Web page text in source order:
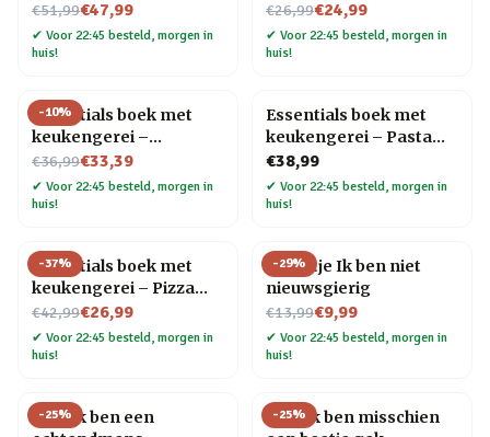
€51,99
Nu voor€47,99
✔ Voor 22:45 besteld, morgen in
huis!
€26,99
Nu voor€24,99
✔ Voor 22:45 besteld, morgen in
huis!
-10%
Essentials boek met
keukengerei –
Heupflacon
€36,99
Nu voor€33,39
✔ Voor 22:45 besteld, morgen in
huis!
Essentials boek met
keukengerei – Pasta
tools
€38,99
✔ Voor 22:45 besteld, morgen in
huis!
-37%
Essentials boek met
keukengerei – Pizza
tools
€42,99
Nu voor€26,99
✔ Voor 22:45 besteld, morgen in
huis!
-29%
Tegeltje Ik ben niet
nieuwsgierig
€13,99
Nu voor€9,99
✔ Voor 22:45 besteld, morgen in
huis!
-25%
Mok Ik ben een
-25%
Mok Ik ben misschien